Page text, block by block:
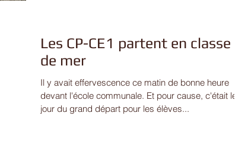
Les CP-CE1 partent en classe
de mer
Il y avait effervescence ce matin de bonne heure
devant l'école communale. Et pour cause, c'était le
jour du grand départ pour les élèves...